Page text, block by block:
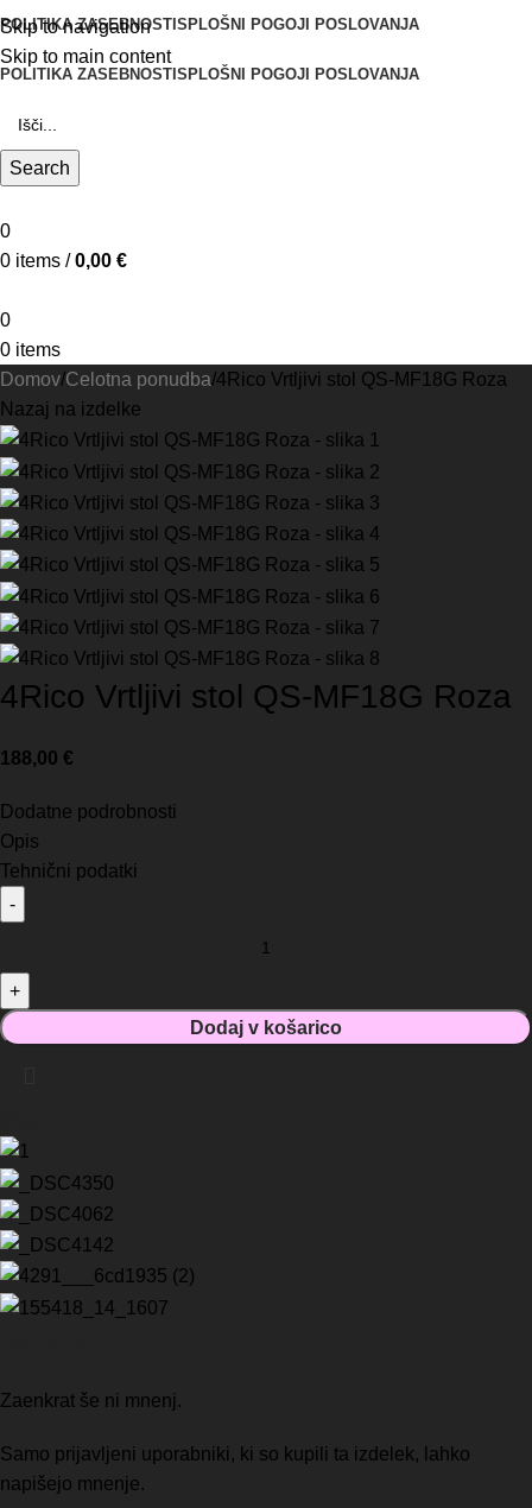
Skip to navigation
Skip to main content
POLITIKA ZASEBNOSTI SPLOŠNI POGOJI POSLOVANJA
POLITIKA ZASEBNOSTI SPLOŠNI POGOJI POSLOVANJA
Search
0
0 items / 0,00 €
0
0 items
Domov Celotna ponudba 4Rico Vrtljivi stol QS-MF18G Roza
Nazaj na izdelke
4Rico Vrtljivi stol QS-MF18G Roza
188,00 €
Dodatne podrobnosti
Opis
Tehnični podatki
Dodaj v košarico
Zaenkrat še ni mnenj.
Samo prijavljeni uporabniki, ki so kupili ta izdelek, lahko
napišejo mnenje.